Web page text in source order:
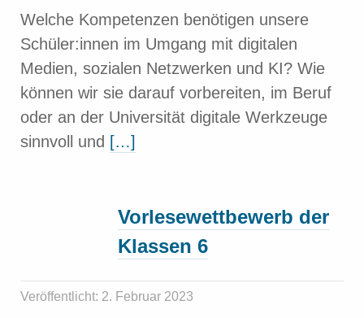
Welche Kompetenzen benötigen unsere
Schüler:innen im Umgang mit digitalen
Medien, sozialen Netzwerken und KI? Wie
können wir sie darauf vorbereiten, im Beruf
oder an der Universität digitale Werkzeuge
sinnvoll und […]
Vorlesewettbewerb der
Klassen 6
Veröffentlicht: 2. Februar 2023